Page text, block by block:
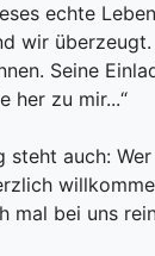
echte
wir
Seine
her zu mir...“
steht auch:
mal bei uns